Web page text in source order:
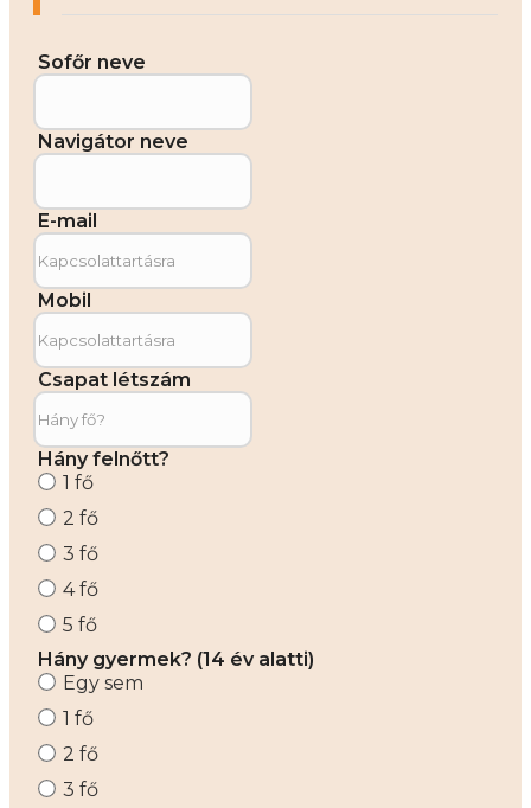
Sofőr neve
Navigátor neve
E-mail
Mobil
Csapat létszám
Hány felnőtt?
1 fő
2 fő
3 fő
4 fő
5 fő
Hány gyermek? (14 év alatti)
Egy sem
1 fő
2 fő
3 fő